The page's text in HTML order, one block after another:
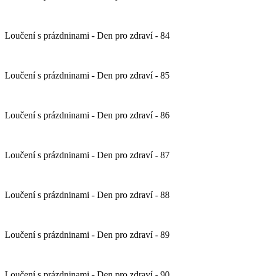
Loučení s prázdninami - Den pro zdraví - 84
Loučení s prázdninami - Den pro zdraví - 85
Loučení s prázdninami - Den pro zdraví - 86
Loučení s prázdninami - Den pro zdraví - 87
Loučení s prázdninami - Den pro zdraví - 88
Loučení s prázdninami - Den pro zdraví - 89